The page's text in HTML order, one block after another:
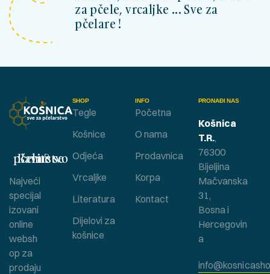
za pčele, vrcaljke ... Sve za
pčelare !
SHOP
Tegle
Košnice
Odjeća
Vrcaljke
Literatura
Dijelovi za
košnice
INFO
Početna
O nama
Prodavnica
Korpa
Kontact
Bavite se pčelarstvom ?
Najveći
specijal
izovani
online
websh
op za
prodaju
PRONAĐI NAS
Košnica
T.R.,
76300
Bijeljina
Mačvanska
31,
Bosna i
Hercegovin
a